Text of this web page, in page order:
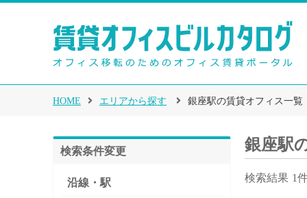
HOME エリアから探す 銀座駅の賃貸オフィス一覧
検索条件変更
沿線・駅
銀座駅
検索結果 1